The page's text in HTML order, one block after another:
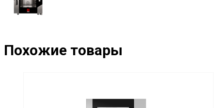
Похожие товары